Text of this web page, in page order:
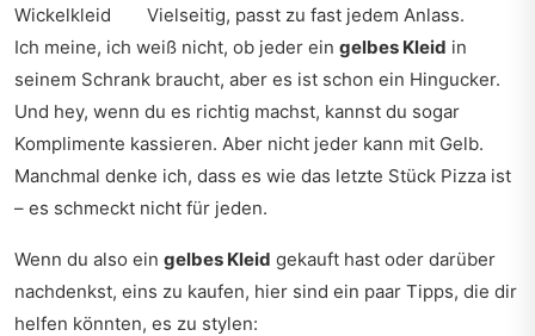
Wickelkleid
Vielseitig, passt zu fast jedem Anlass.
Ich meine, ich weiß nicht, ob jeder ein gelbes Kleid in
seinem Schrank braucht, aber es ist schon ein Hingucker.
Und hey, wenn du es richtig machst, kannst du sogar
Komplimente kassieren. Aber nicht jeder kann mit Gelb.
Manchmal denke ich, dass es wie das letzte Stück Pizza ist
– es schmeckt nicht für jeden.
Wenn du also ein gelbes Kleid gekauft hast oder darüber
nachdenkst, eins zu kaufen, hier sind ein paar Tipps, die dir
helfen könnten, es zu stylen: